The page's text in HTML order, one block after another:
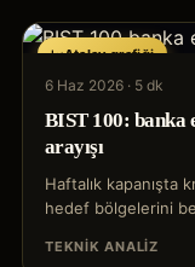
Atalay grafiği
6 Haz 2026 · 5 dk
BIST 100: banka
arayışı
Haftalık kapanışta
hedef bölgelerini
TEKNIK ANALIZ